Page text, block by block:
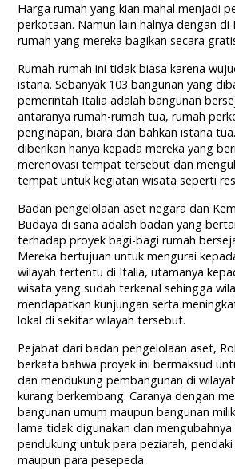
Harga rumah yang kian mahal menjadi
perkotaan. Namun lain halnya dengan di
rumah yang mereka bagikan secara
Rumah-rumah ini tidak biasa karena
istana. Sebanyak 103 bangunan yang
pemerintah Italia adalah bangunan
antaranya rumah-rumah tua, rumah
penginapan, biara dan bahkan istana
diberikan hanya kepada mereka yang
merenovasi tempat tersebut dan
tempat untuk kegiatan wisata seperti
Badan pengelolaan aset negara dan
Budaya di sana adalah badan yang
terhadap proyek bagi-bagi rumah
Mereka bertujuan untuk mengurai
wilayah tertentu di Italia, utamanya
wisata yang sudah terkenal sehingga
mendapatkan kunjungan serta
lokal di sekitar wilayah tersebut.
Pejabat dari badan pengelolaan aset,
berkata bahwa proyek ini bermaksud
dan mendukung pembangunan di
kurang berkembang. Caranya dengan
bangunan umum maupun bangunan
lama tidak digunakan dan
pendukung untuk para peziarah,
maupun para pesepeda.